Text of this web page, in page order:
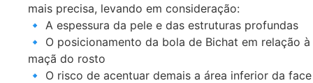
mais precisa, levando em consideração:
🔹 A espessura da pele e das estruturas profundas
🔹 O posicionamento da bola de Bichat em relação à
maçã do rosto
🔹 O risco de acentuar demais a área inferior da face